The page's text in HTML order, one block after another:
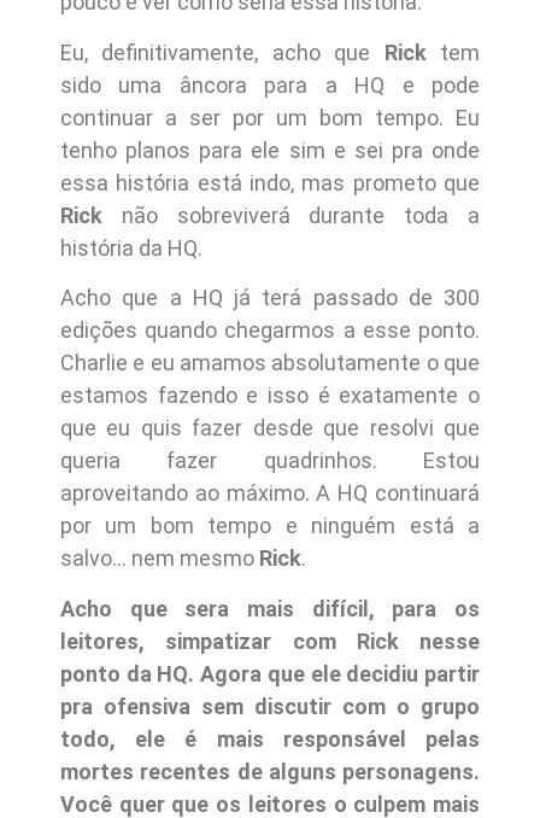
Eu, definitivamente, acho que Rick tem
sido uma âncora para a HQ e pode
continuar a ser por um bom tempo. Eu
tenho planos para ele sim e sei pra onde
essa história está indo, mas prometo que
Rick não sobreviverá durante toda a
história da HQ.
Acho que a HQ já terá passado de 300
edições quando chegarmos a esse ponto.
Charlie e eu amamos absolutamente o que
estamos fazendo e isso é exatamente o
que eu quis fazer desde que resolvi que
queria fazer quadrinhos. Estou
aproveitando ao máximo. A HQ continuará
por um bom tempo e ninguém está a
salvo… nem mesmo Rick.
Acho que sera mais difícil, para os
leitores, simpatizar com Rick nesse
ponto da HQ. Agora que ele decidiu partir
pra ofensiva sem discutir com o grupo
todo, ele é mais responsável pelas
mortes recentes de alguns personagens.
Você quer que os leitores o culpem mais